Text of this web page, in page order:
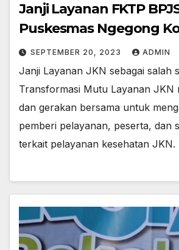
Janji Layanan FKTP
Puskesmas Ngegong
SEPTEMBER 20, 2023 ADMIN
Janji Layanan JKN sebagai salah
Transformasi Mutu Layanan JKN
dan gerakan bersama untuk
pemberi pelayanan, peserta, dan
terkait pelayanan kesehatan JKN.